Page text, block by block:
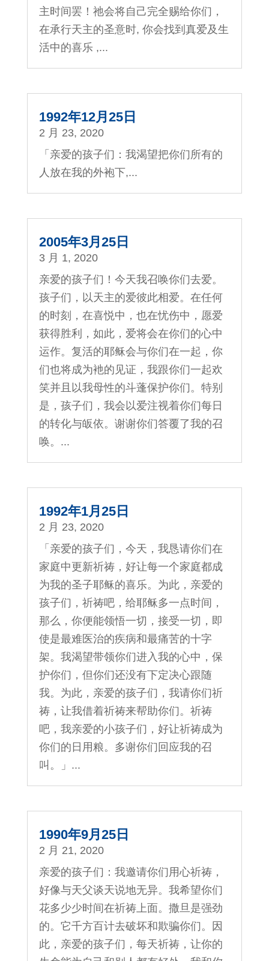
主时间罢！祂会将自己完全赐给你们，
在承行天主的圣意时, 你会找到真爱及生
活中的喜乐 ,...
1992年12月25日
2 月 23, 2020
「亲爱的孩子们：我渴望把你们所有的
人放在我的外袍下,...
2005年3月25日
3 月 1, 2020
亲爱的孩子们！今天我召唤你们去爱。
孩子们，以天主的爱彼此相爱。在任何
的时刻，在喜悦中，也在忧伤中，愿爱
获得胜利，如此，爱将会在你们的心中
运作。复活的耶稣会与你们在一起，你
们也将成为衪的见证，我跟你们一起欢
笑并且以我母性的斗蓬保护你们。特别
是，孩子们，我会以爱注视着你们每日
的转化与皈依。谢谢你们答覆了我的召
唤。...
1992年1月25日
2 月 23, 2020
「亲爱的孩子们，今天，我恳请你们在
家庭中更新祈祷，好让每一个家庭都成
为我的圣子耶稣的喜乐。为此，亲爱的
孩子们，祈祷吧，给耶稣多一点时间，
那么，你便能领悟一切，接受一切，即
使是最难医治的疾病和最痛苦的十字
架。我渴望带领你们进入我的心中，保
护你们，但你们还没有下定决心跟随
我。为此，亲爱的孩子们，我请你们祈
祷，让我借着祈祷来帮助你们。祈祷
吧，我亲爱的小孩子们，好让祈祷成为
你们的日用粮。多谢你们回应我的召
叫。」...
1990年9月25日
2 月 21, 2020
亲爱的孩子们：我邀请你们用心祈祷，
好像与天父谈天说地无异。我希望你们
花多少少时间在祈祷上面。撒旦是强劲
的。它千方百计去破坏和欺骗你们。因
此，亲爱的孩子们，每天祈祷，让你的